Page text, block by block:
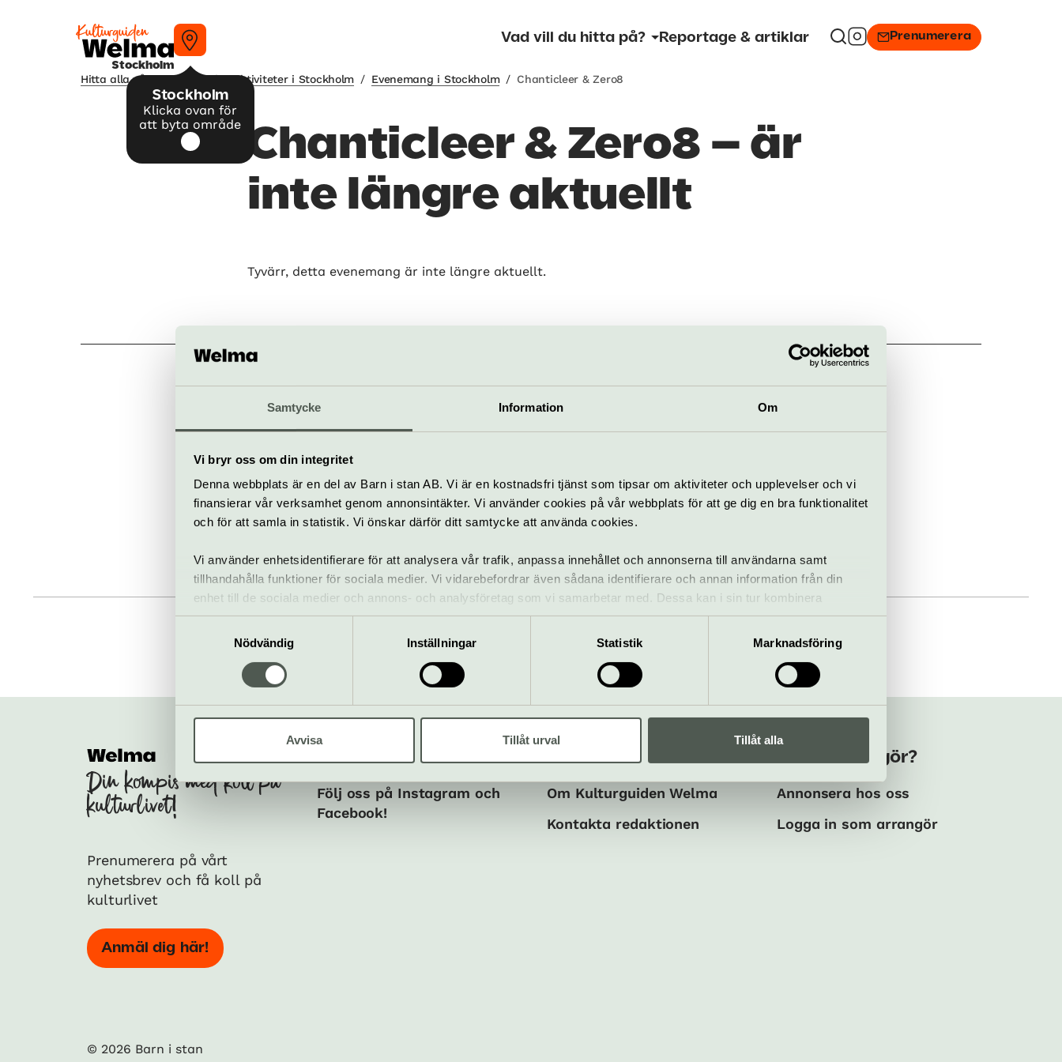
Samtycke Information Om
Vi bryr oss om din integritet
Denna webbplats är en del av Barn i stan AB. Vi är en kostnadsfri tjänst som tipsar om aktiviteter och upplevelser och vi
finansierar vår verksamhet genom annonsintäkter. Vi använder cookies på vår webbplats för att ge dig en bra funktionalitet
och för att samla in statistik. Vi önskar därför ditt samtycke att använda cookies.
Vi använder enhetsidentifierare för att analysera vår trafik, anpassa innehållet och annonserna till användarna samt
tillhandahålla funktioner för sociala medier. Vi vidarebefordrar även sådana identifierare och annan information från din
enhet till de sociala medier och annons- och analysföretag som vi samarbetar med. Dessa kan i sin tur kombinera
informationen med annan information som du har tillhandahållit eller som de har samlat in när du har använt deras tjänster.
Nödvändig
Inställningar Statistik Marknadsföring
Avvisa Tillåt urval Tillåt alla
Stockholm
Stockholm
Klicka ovan för
att byta område
Vad vill du hitta på? Reportage & artiklar Prenumerera
Hitta alla våra tips på kulturaktiviteter i Stockholm / Evenemang i Stockholm / Chanticleer & Zero8
Chanticleer & Zero8 – är
inte längre aktuellt
Tyvärr, detta evenemang är inte längre aktuellt.
Konsert
Stockholm Swing
Gästspel på Konserthuset
ANNONSER:
Din kompis med koll på
kulturlivet!
Prenumerera på vårt
nyhetsbrev och få koll på
kulturlivet
Anmäl dig här!
Sociala medier
Följ oss på Instagram och
Facebook!
Om oss
Om Kulturguiden Welma
Kontakta redaktionen
Kulturarrangör?
Annonsera hos oss
Logga in som arrangör
© 2026 Barn i stan